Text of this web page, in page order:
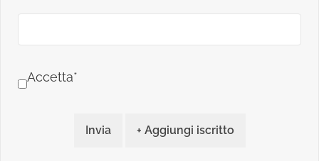
Accetta*
Invia + Aggiungi iscritto